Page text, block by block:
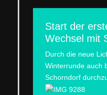
Start der
Wechsel mit
Durch die neue
Winterrunde auch
Schorndorf